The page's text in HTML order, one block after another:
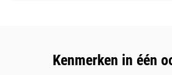
Kenmerken in één